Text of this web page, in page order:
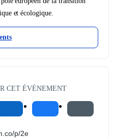
et écologique.
CET ÉVÉNEMENT